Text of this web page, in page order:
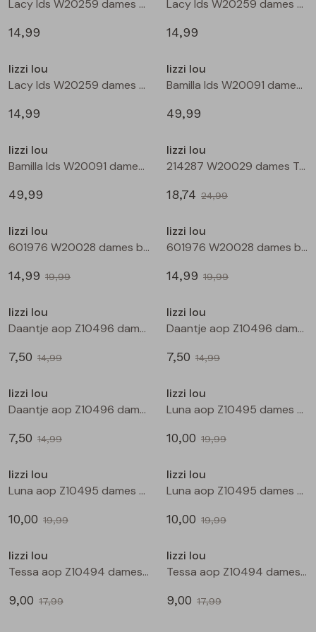
Blouses lange mouw
Sweatshirts
Pullover
Vesten
Gilet spencers
Jackjes
Blazers
Buitenjack
Bermuda's
Piraat broeken
Lange broeken
Rokken
Bermuda's
Lange broek
Jackjes
Jassen
Bermudas
Lange broeken
Leggings
Rokken
Lange broeken
Lange broeken
Leggings
Rokken
Sweatshirts
T-shirts lange mouw
Tops
Vesten
Lacy lds W20259 dames T-shirt lm Bruin donker
14,99
Lacy lds W20259 dames T-shirt lm Wijnrood
14,99
lizzi lou
Lacy lds W20259 dames T-shirt lm Zwart
14,99
lizzi lou
Bamilla lds W20091 dames denim jack Kit
49,99
lizzi lou
Bamilla lds W20091 dames denim jack Bruin
49,99
lizzi lou
214287 W20029 dames T-shirt km Wijnrood
18,74 24,99
lizzi lou
601976 W20028 dames bermuda Wijnrood
14,99 19,99
lizzi lou
601976 W20028 dames bermuda Marine
14,99 19,99
lizzi lou
Daantje aop Z10496 dames T-shirt km Zwart
7,50 14,99
lizzi lou
Daantje aop Z10496 dames T-shirt km Kit
7,50 14,99
lizzi lou
Daantje aop Z10496 dames T-shirt km Marine
7,50 14,99
lizzi lou
Luna aop Z10495 dames bloese km Zwart
10,00 19,99
lizzi lou
Luna aop Z10495 dames bloese km Kit
10,00 19,99
lizzi lou
Luna aop Z10495 dames bloese km Marine
10,00 19,99
lizzi lou
Tessa aop Z10494 dames bermuda Zwart
9,00 17,99
lizzi lou
Tessa aop Z10494 dames bermuda Marine
9,00 17,99